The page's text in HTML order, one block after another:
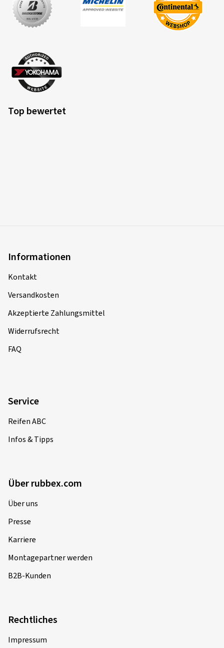
Top bewertet
Informationen
Kontakt
Versandkosten
Akzeptierte Zahlungsmittel
Widerrufsrecht
FAQ
Service
Reifen ABC
Infos & Tipps
Über rubbex.com
Über uns
Presse
Karriere
Montagepartner werden
B2B-Kunden
Rechtliches
Impressum